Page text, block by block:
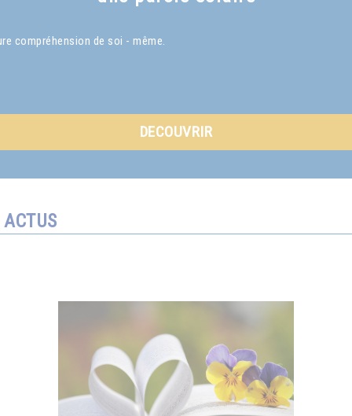
compréhension de soi - même.
DECOUVRIR
ACTUS